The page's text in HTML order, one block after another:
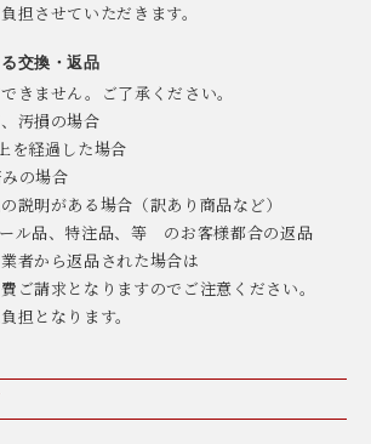
担させていただきます。
交換・返品
きません。ご了承ください。
汚損の場合
を経過した場合
の場合
説明がある場合（訳あり商品など）
ール品、特注品、等 のお客様都合の返品
者から返品された場合は
ご請求となりますのでご注意ください。
担となります。